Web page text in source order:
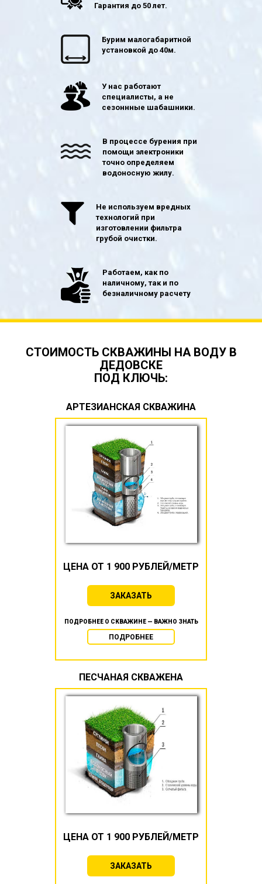
Гарантия до 50 лет.
Бурим малогабаритной
установкой до 40м.
У нас работают
специалисты, а не
сезоннные шабашники.
В процессе бурения при
помощи электроники
точно определяем
водоносную жилу.
Не используем вредных
технологий при
изготовлении фильтра
грубой очистки.
Работаем, как по
наличному, так и по
безналичному расчету
СТОИМОСТЬ СКВАЖИНЫ НА ВОДУ В
ДЕДОВСКЕ
ПОД КЛЮЧЬ:
АРТЕЗИАНСКАЯ СКВАЖИНА
ЦЕНА ОТ 1 900 РУБЛЕЙ/МЕТР
ЗАКАЗАТЬ
ПОДРОБНЕЕ О СКВАЖИНЕ — ВАЖНО ЗНАТЬ
ПОДРОБНЕЕ
ПЕСЧАНАЯ СКВАЖЕНА
ЦЕНА ОТ 1 900 РУБЛЕЙ/МЕТР
ЗАКАЗАТЬ